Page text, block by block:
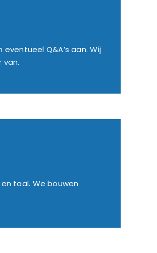
Q&A’s aan. Wij
van.
taal. We bouwen